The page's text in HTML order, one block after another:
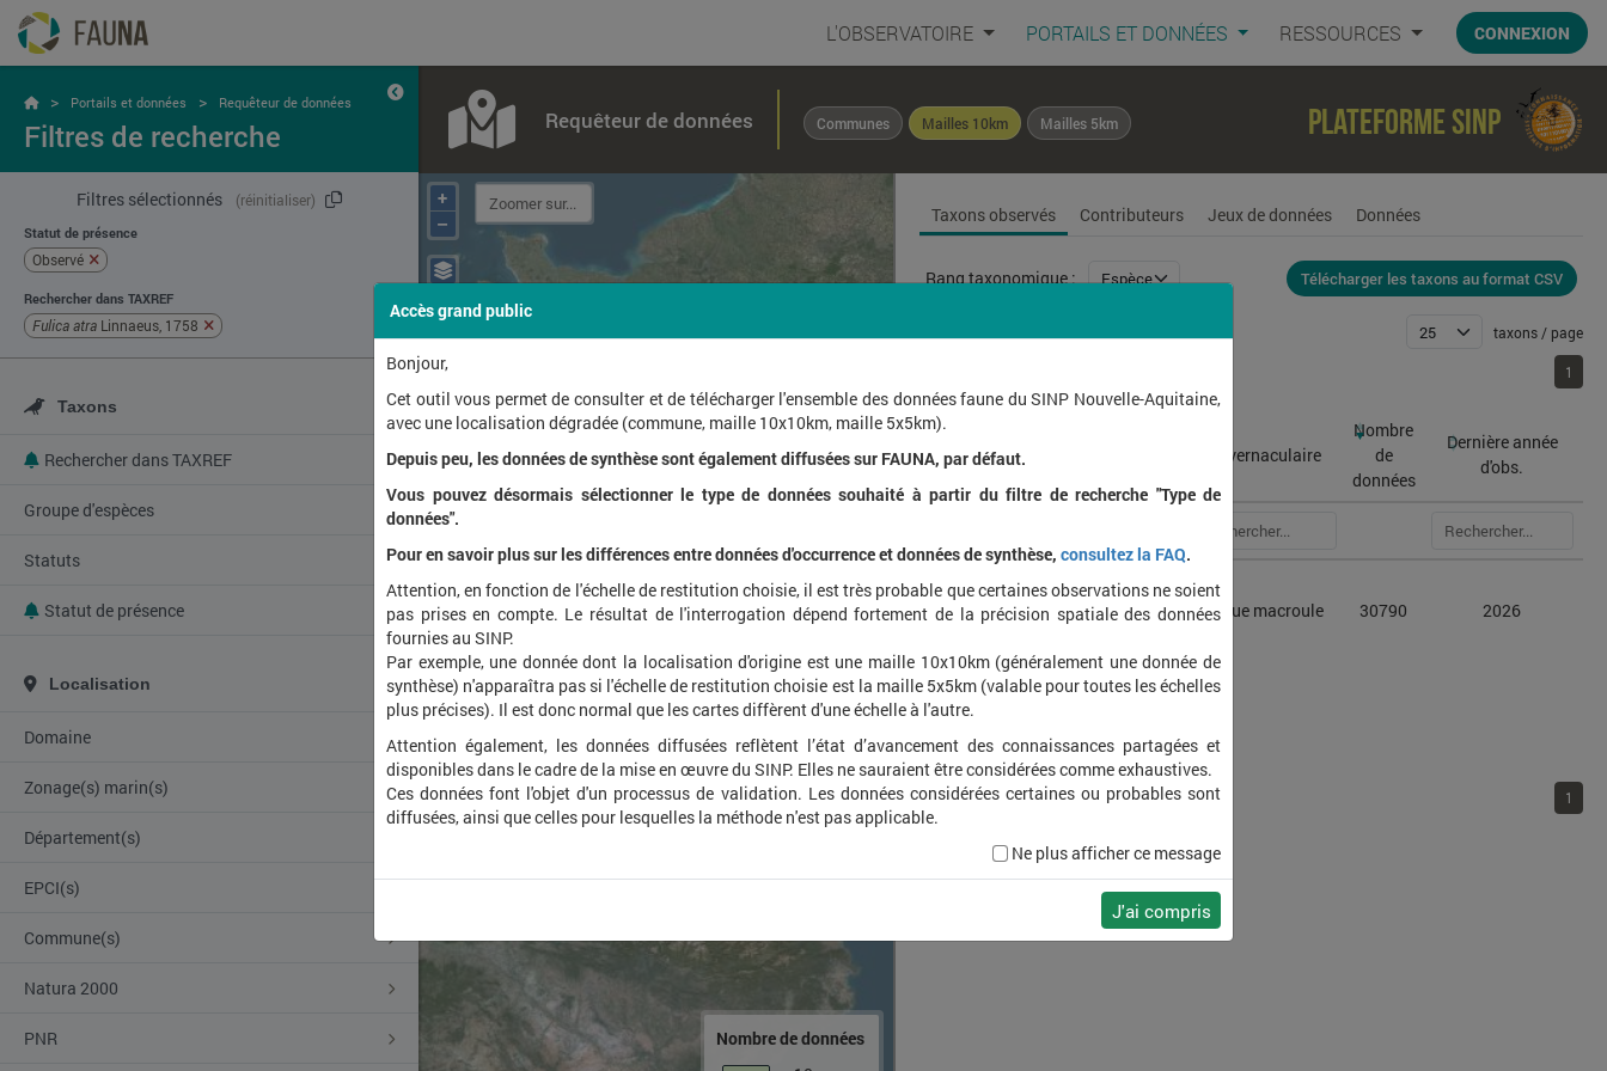
L'OBSERVATOIRE PORTAILS ET DONNÉES RESSOURCES CONNEXION
> Portails et données > Requêteur de données
Filtres de recherche
Filtres sélectionnés (réinitialiser)
Statut de présence
Observé
Rechercher dans TAXREF
Fulica atra Linnaeus, 1758
Taxons
Rechercher dans TAXREF
Groupe d'espèces
Statuts
Statut de présence
Localisation
Domaine
Zonage(s) marin(s)
Département(s)
EPCI(s)
Commune(s)
Natura 2000
PNR
Requêteur de données Communes Mailles 10km Mailles 5km Plateforme SINP
+
–
Nombre de données
Taxons observés Contributeurs Jeux de données Données
Rang taxonomique : Télécharger les taxons au format CSV
taxons / page
1
Nom vernaculaire
Nombre
de
données
Dernière année
d'obs.
Fulica atra Foulque macroule 30790 2026
1
Accès grand public
Bonjour,
Cet outil vous permet de consulter et de télécharger l'ensemble des données faune du SINP Nouvelle-Aquitaine,
avec une localisation dégradée (commune, maille 10x10km, maille 5x5km).
Depuis peu, les données de synthèse sont également diffusées sur FAUNA, par défaut.
Vous pouvez désormais sélectionner le type de données souhaité à partir du filtre de recherche "Type de
données".
Pour en savoir plus sur les différences entre données d'occurrence et données de synthèse, consultez la FAQ.
Attention, en fonction de l'échelle de restitution choisie, il est très probable que certaines observations ne soient
pas prises en compte. Le résultat de l'interrogation dépend fortement de la précision spatiale des données
fournies au SINP.
Par exemple, une donnée dont la localisation d'origine est une maille 10x10km (généralement une donnée de
synthèse) n'apparaîtra pas si l'échelle de restitution choisie est la maille 5x5km (valable pour toutes les échelles
plus précises). Il est donc normal que les cartes diffèrent d'une échelle à l'autre.
Attention également, les données diffusées reflètent l’état d’avancement des connaissances partagées et
disponibles dans le cadre de la mise en œuvre du SINP. Elles ne sauraient être considérées comme exhaustives.
Ces données font l'objet d'un processus de validation. Les données considérées certaines ou probables sont
diffusées, ainsi que celles pour lesquelles la méthode n'est pas applicable.
Ne plus afficher ce message
J'ai compris